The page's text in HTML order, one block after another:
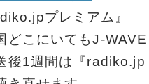
プレミアム』
どこにいてもJ-WAVE
後1週間は『radiko.jp